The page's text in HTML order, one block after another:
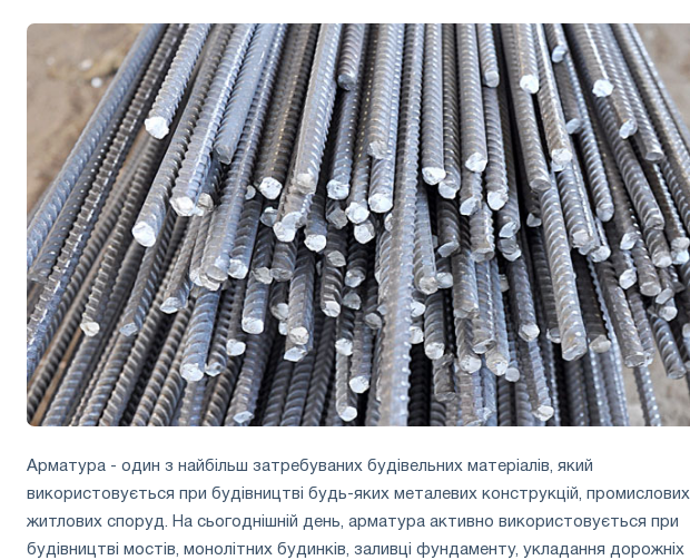
Арматура - один з найбільш затребуваних будівельних матеріалів, який
використовується при будівництві будь-яких металевих конструкцій, промислових
житлових споруд. На сьогоднішній день, арматура активно використовується при
будівництві мостів, монолітних будинків, заливці фундаменту, укладання дорожніх